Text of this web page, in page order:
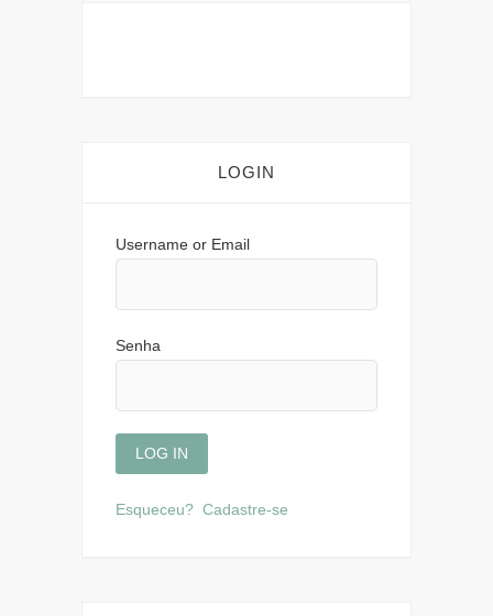
LOGIN
Username or Email
Senha
Esqueceu? Cadastre-se